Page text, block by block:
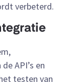
verbeterd.
API’s en
testen van